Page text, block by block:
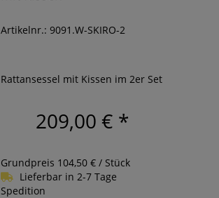
Artikelnr.: 9091.W-SKIRO-2
Rattansessel mit Kissen im 2er Set
209,00 € *
Grundpreis 104,50 € / Stück
Lieferbar in 2-7 Tage
Spedition